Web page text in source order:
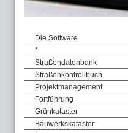
Die Software
*
Straßendatenbank
Straßenkontrollbuch
Projektmanagement
Fortführung
Grünkataster
Bauwerkskataster